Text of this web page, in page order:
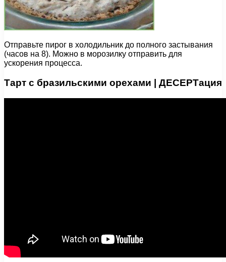
Отправьте пирог в холодильник до полного застывания
(часов на 8). Можно в морозилку отправить для
ускорения процесса.
Тарт с бразильскими орехами | ДЕСЕРТация